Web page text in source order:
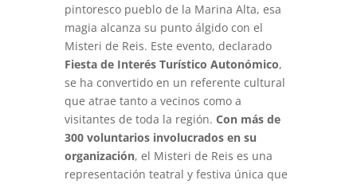
pintoresco pueblo de la Marina Alta, esa
magia alcanza su punto álgido con el
Misteri de Reis. Este evento, declarado
Fiesta de Interés Turístico Autonómico,
se ha convertido en un referente cultural
que atrae tanto a vecinos como a
visitantes de toda la región. Con más de
300 voluntarios involucrados en su
organización, el Misteri de Reis es una
representación teatral y festiva única que